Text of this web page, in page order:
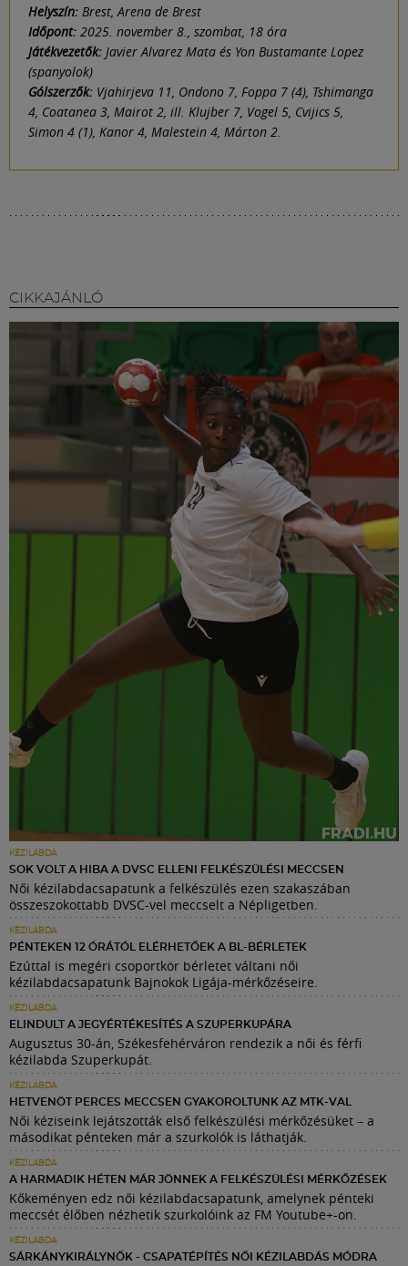
Helyszín: Brest, Arena de Brest
Időpont: 2025. november 8., szombat, 18 óra
Játékvezetők: Javier Alvarez Mata és Yon Bustamante Lopez
(spanyolok)
Gólszerzők: Vjahirjeva 11, Ondono 7, Foppa 7 (4), Tshimanga
4, Coatanea 3, Mairot 2, ill. Klujber 7, Vogel 5, Cvijics 5,
Simon 4 (1), Kanor 4, Malestein 4, Márton 2.
CIKKAJÁNLÓ
KÉZILABDA
SOK VOLT A HIBA A DVSC ELLENI FELKÉSZÜLÉSI MECCSEN
Női kézilabdacsapatunk a felkészülés ezen szakaszában
összeszokottabb DVSC-vel meccselt a Népligetben.
KÉZILABDA
PÉNTEKEN 12 ÓRÁTÓL ELÉRHETŐEK A BL-BÉRLETEK
Ezúttal is megéri csoportkör bérletet váltani női
kézilabdacsapatunk Bajnokok Ligája-mérkőzéseire.
KÉZILABDA
ELINDULT A JEGYÉRTÉKESÍTÉS A SZUPERKUPÁRA
Augusztus 30-án, Székesfehérváron rendezik a női és férfi
kézilabda Szuperkupát.
KÉZILABDA
HETVENÖT PERCES MECCSEN GYAKOROLTUNK AZ MTK-VAL
Női kéziseink lejátszották első felkészülési mérkőzésüket – a
másodikat pénteken már a szurkolók is láthatják.
KÉZILABDA
A HARMADIK HÉTEN MÁR JÖNNEK A FELKÉSZÜLÉSI MÉRKŐZÉSEK
Kőkeményen edz női kézilabdacsapatunk, amelynek pénteki
meccsét élőben nézhetik szurkolóink az FM Youtube+-on.
KÉZILABDA
SÁRKÁNYKIRÁLYNŐK - CSAPATÉPÍTÉS NŐI KÉZILABDÁS MÓDRA